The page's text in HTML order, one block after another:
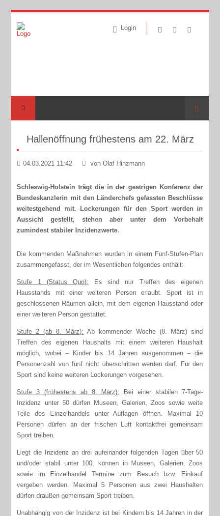
Login
Suche
Hallenöffnung frühestens am 22. März
04.03.2021 11:42 von Olaf Hinzmann
Schleswig-Holstein trägt die in der gestrigen Konferenz der
Bundeskanzlerin mit den Länderchefs gefassten Beschlüsse
weitestgehend mit. Lockerungen für den Sport werden in
Aussicht gestellt, stehen aber unter dem Vorbehalt
zumindest stabiler Inzidenzwerte.
Die kommenden Maßnahmen wurden in einem Fünf-Stufen-Plan
zusammengefasst, der im Wesentlichen folgendes enthält:
Stufe 1 (Status Quo): Es sind nur Treffen des eigenen
Hausstands mit einer weiteren Person erlaubt. Sport ist in
geschlossenen Räumen allein, mit dem eigenen Hausstand oder
einer weiteren Person gestattet.
Stufe 2 (ab 8. März): Ab kommender Woche (8. März) sind
Treffen des eigenen Haushalts mit einem weiteren Haushalt
möglich, wobei – Kinder bis 14 Jahren ausgenommen – die
Personenzahl von fünf nicht überschritten werden darf. Für den
Sport sind keine weiteren Lockerungen vorgesehen.
Stufe 3 (frühestens ab 8. März): Bei einer stabilen 7-Tage-
Inzidenz unter 50 dürfen Museen, Galerien, Zoos sowie weite
Teile des Einzelhandels unter Auflagen öffnen. Maximal 10
Personen dürfen an der frischen Luft kontaktfrei gemeinsam
Sport treiben.
Liegt die Inzidenz an drei aufeinander folgenden Tagen über 50
und/oder stabil unter 100, können in Museen, Galerien, Zoos
sowie im Einzelhandel Termine zum Besuch bzw. Einkauf
vergeben werden. Maximal 5 Personen aus zwei Haushalten
dürfen draußen gemeinsam Sport treiben.
Unabhängig von der Inzidenz ist bei Kindern bis 14 Jahren in der